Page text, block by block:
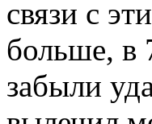
связи с
больше, в
забыли